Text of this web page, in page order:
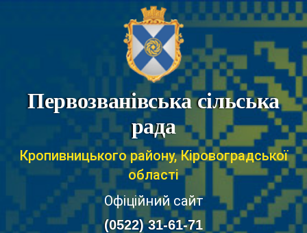
Первозванівська сільська
рада
Кропивницького району, Кіровоградської
області
Офіційний сайт
(0522) 31-61-71